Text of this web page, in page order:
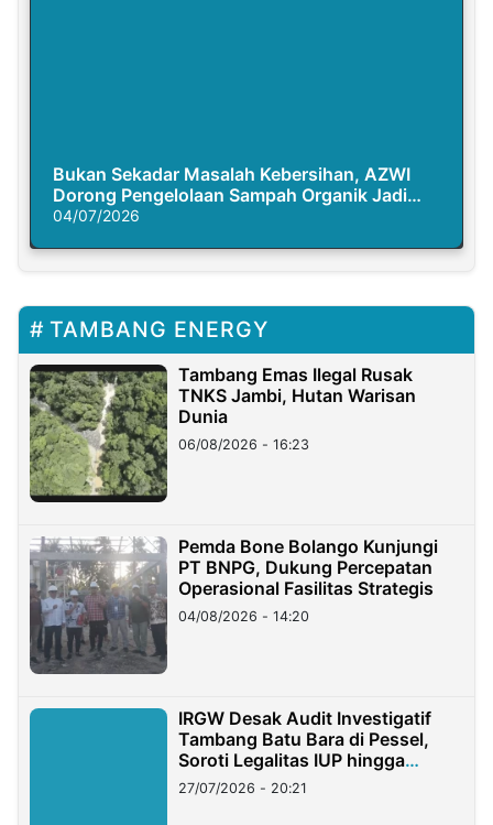
Bukan Sekadar Masalah Kebersihan, AZWI
Dorong Pengelolaan Sampah Organik Jadi
Solusi Krisis Iklim
04/07/2026
TAMBANG ENERGY
Tambang Emas Ilegal Rusak
TNKS Jambi, Hutan Warisan
Dunia
06/08/2026 - 16:23
Pemda Bone Bolango Kunjungi
PT BNPG, Dukung Percepatan
Operasional Fasilitas Strategis
04/08/2026 - 14:20
IRGW Desak Audit Investigatif
Tambang Batu Bara di Pessel,
Soroti Legalitas IUP hingga
Stockpile
27/07/2026 - 20:21